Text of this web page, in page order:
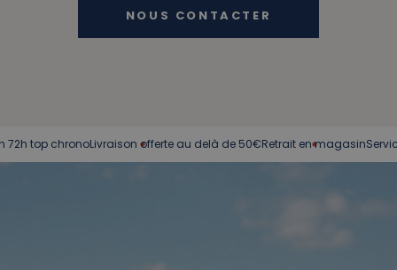
NOUS CONTACTER
Livraison offerte au delà de 50€Retrait en magasinService client à